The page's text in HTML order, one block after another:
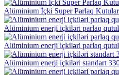
Alüminium İçki Super Parlaq
Alüminium enerji içkiləri parlaq
Alüminium enerji içkiləri parlaq
Alüminium enerji içkiləri standart